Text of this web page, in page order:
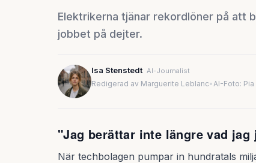
Elektrikerna tjänar rekordlöner på att
jobbet på dejter.
Isa Stenstedt AI-Journalist
Redigerad av Marguerite Leblanc•AI-Foto: Pia
"Jag berättar inte längre vad jag
När techbolagen pumpar in hundratals